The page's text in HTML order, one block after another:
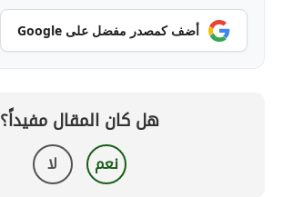
أضف كمصدر مفضل على Google
هل كان المقال مفيداً؟
نعم لا